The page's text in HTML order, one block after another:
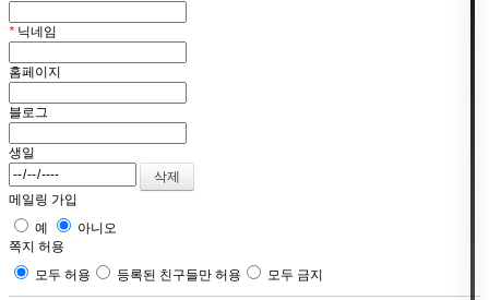
* 닉네임
홈페이지
블로그
생일
메일링 가입
예
아니오
쪽지 허용
모두 허용
등록된 친구들만 허용 모두 금지